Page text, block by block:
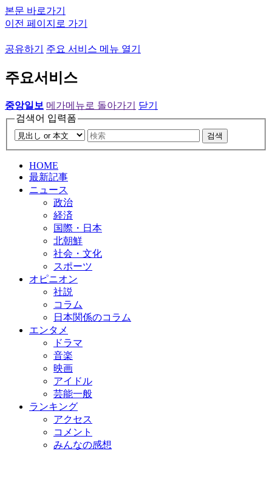
본문 바로가기
이전 페이지로 가기
공유하기 주요 서비스 메뉴 열기
주요서비스
중앙일보 메가메뉴로 돌아가기
닫기
검색어 입력폼
검색
HOME
最新記事
ニュース
政治
経済
国際・日本
北朝鮮
社会・文化
スポーツ
オピニオン
社説
コラム
日本関係のコラム
エンタメ
ドラマ
音楽
映画
アイドル
芸能一般
ランキング
アクセス
コメント
みんなの感想